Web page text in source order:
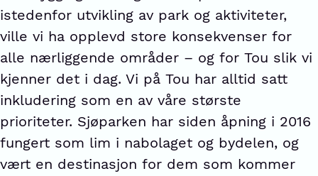
istedenfor utvikling av park og aktiviteter,
ville vi ha opplevd store konsekvenser for
alle nærliggende områder – og for Tou slik vi
kjenner det i dag. Vi på Tou har alltid satt
inkludering som en av våre største
prioriteter. Sjøparken har siden åpning i 2016
fungert som lim i nabolaget og bydelen, og
vært en destinasjon for dem som kommer